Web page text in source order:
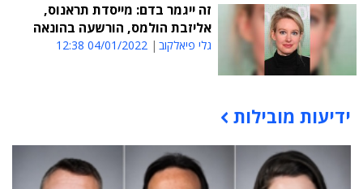
זה ייגמר בדם: מייסדת תראנוס,
אליזבת הולמס, הורשעה בהונאה
גלי פיאלקוב 04/01/2022 12:38
תוכן פרסומי
ידיעות מובילות